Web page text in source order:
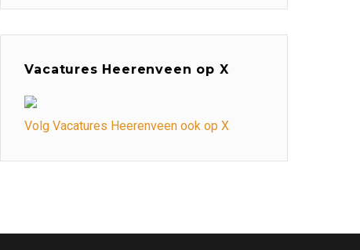
Vacatures Heerenveen op X
Volg Vacatures Heerenveen ook op X